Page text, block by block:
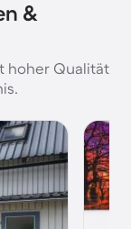
&
hoher Qualität